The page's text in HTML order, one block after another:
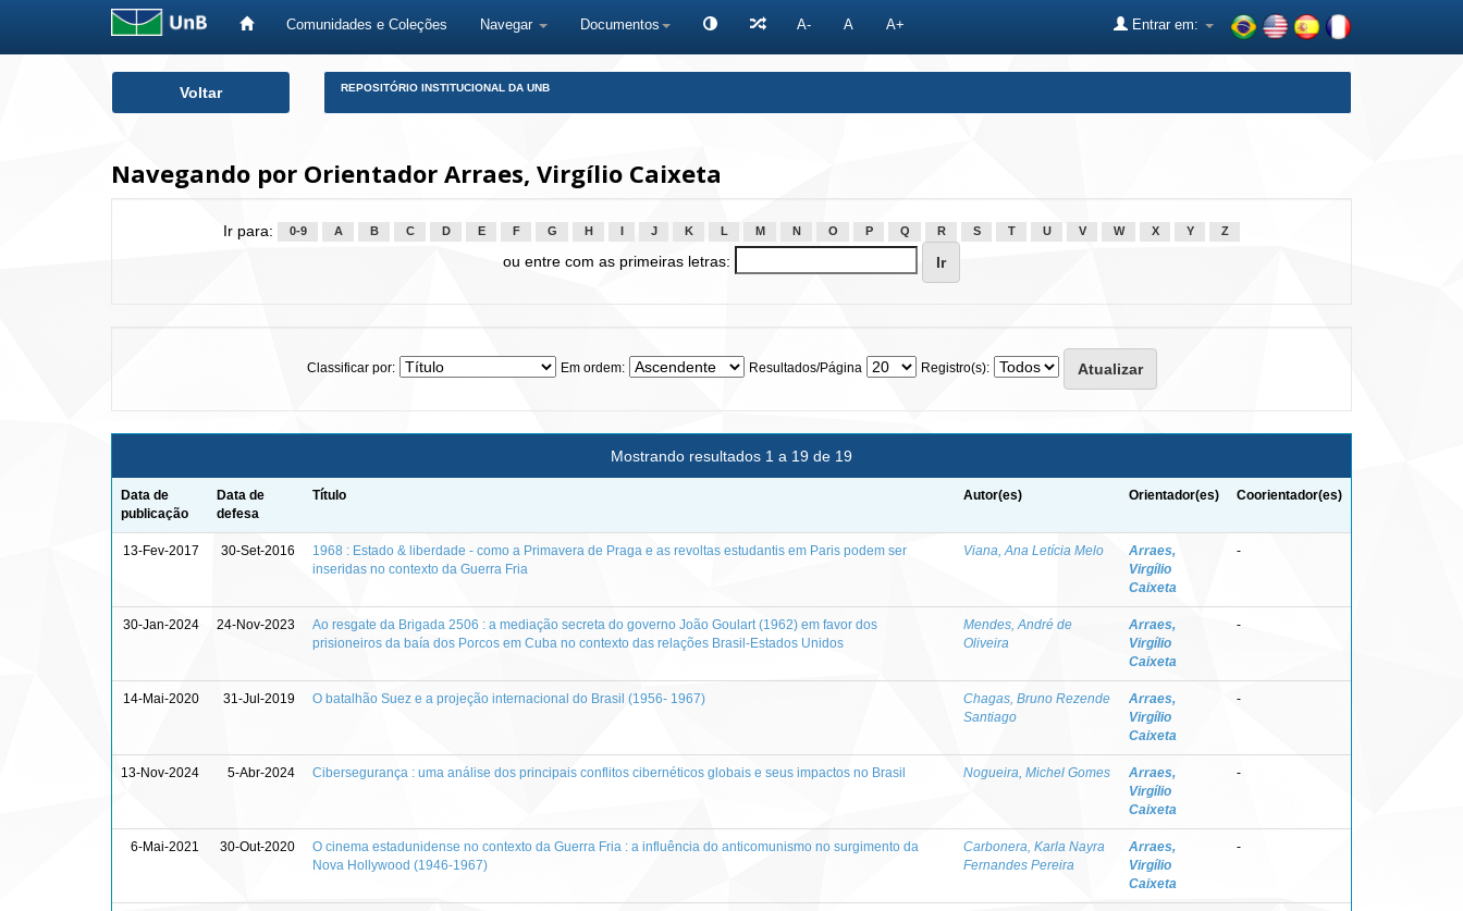
Comunidades e Coleções Navegar Documentos A- A A+ Entrar em:
Voltar REPOSITÓRIO INSTITUCIONAL DA UNB
Navegando por Orientador Arraes, Virgílio Caixeta
Ir para: 0-9 A B C D E F G H J K L M N O P Q R S T U V W X Y Z
ou entre com as primeiras letras:
Classificar por: Em ordem: Resultados/Página Registro(s):
Mostrando resultados 1 a 19 de 19
Data de
publicação
Data de
defesa
Título Autor(es) Orientador(es) Coorientador(es)
13-Fev-2017 30-Set-2016
1968 : Estado & liberdade - como a Primavera de Praga e as revoltas estudantis em Paris podem ser
inseridas no contexto da Guerra Fria
Viana, Ana Letícia Melo
Arraes,
Virgílio
Caixeta
-
30-Jan-2024 24-Nov-2023
Ao resgate da Brigada 2506 : a mediação secreta do governo João Goulart (1962) em favor dos
prisioneiros da baía dos Porcos em Cuba no contexto das relações Brasil-Estados Unidos
Mendes, André de
Oliveira
Arraes,
Virgílio
Caixeta
-
14-Mai-2020 31-Jul-2019 O batalhão Suez e a projeção internacional do Brasil (1956- 1967)
Chagas, Bruno Rezende
Santiago
Arraes,
Virgílio
Caixeta
-
13-Nov-2024 5-Abr-2024 Cibersegurança : uma análise dos principais conflitos cibernéticos globais e seus impactos no Brasil Nogueira, Michel Gomes
Arraes,
Virgílio
Caixeta
-
6-Mai-2021 30-Out-2020
O cinema estadunidense no contexto da Guerra Fria : a influência do anticomunismo no surgimento da
Nova Hollywood (1946-1967)
Carbonera, Karla Nayra
Fernandes Pereira
Arraes,
Virgílio
Caixeta
-